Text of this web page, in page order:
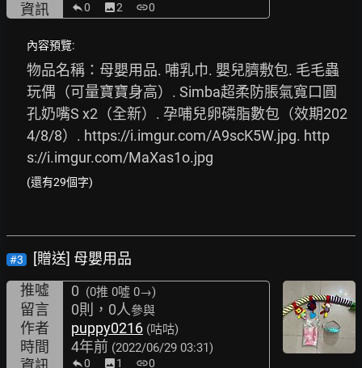
資訊 0 image2 link0
內容預覽:
物品名稱：母嬰用品. 哺乳巾. 嬰兒臍敷包. 毛毛蟲
玩偶（可量寶寶身高）. Simba超柔防脹氣寬口圓
孔奶嘴S x2（全新）. 孕哺兒卵磷脂數包（效期202
4/8/8）. https://i.imgur.com/A9scK5W.jpg. http
s://i.imgur.com/MaXas1o.jpg
(還有29個字)
#3
[贈送] 母嬰用品
推噓
0 (0推 0噓 0→)
留言 0則，0人參與
作者 puppy0216 (咕咕)
時間 4年前 (2022/06/29 03:31)
0 image1 link0